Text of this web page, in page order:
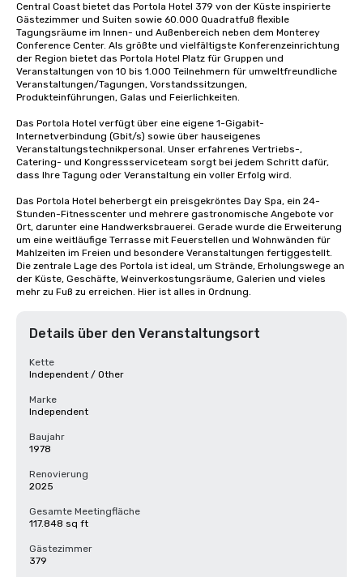
Central Coast bietet das Portola Hotel 379 von der Küste inspirierte
Gästezimmer und Suiten sowie 60.000 Quadratfuß flexible
Tagungsräume im Innen- und Außenbereich neben dem Monterey
Conference Center. Als größte und vielfältigste Konferenzeinrichtung
der Region bietet das Portola Hotel Platz für Gruppen und
Veranstaltungen von 10 bis 1.000 Teilnehmern für umweltfreundliche
Veranstaltungen/Tagungen, Vorstandssitzungen,
Produkteinführungen, Galas und Feierlichkeiten.
Das Portola Hotel verfügt über eine eigene 1-Gigabit-
Internetverbindung (Gbit/s) sowie über hauseigenes
Veranstaltungstechnikpersonal. Unser erfahrenes Vertriebs-,
Catering- und Kongressserviceteam sorgt bei jedem Schritt dafür,
dass Ihre Tagung oder Veranstaltung ein voller Erfolg wird.
Das Portola Hotel beherbergt ein preisgekröntes Day Spa, ein 24-
Stunden-Fitnesscenter und mehrere gastronomische Angebote vor
Ort, darunter eine Handwerksbrauerei. Gerade wurde die Erweiterung
um eine weitläufige Terrasse mit Feuerstellen und Wohnwänden für
Mahlzeiten im Freien und besondere Veranstaltungen fertiggestellt.
Die zentrale Lage des Portola ist ideal, um Strände, Erholungswege an
der Küste, Geschäfte, Weinverkostungsräume, Galerien und vieles
mehr zu Fuß zu erreichen. Hier ist alles in Ordnung.
Details über den Veranstaltungsort
Kette
Independent / Other
Marke
Independent
Baujahr
1978
Renovierung
2025
Gesamte Meetingfläche
117.848 sq ft
Gästezimmer
379